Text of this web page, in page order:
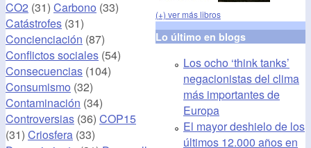
CO2 (31) Carbono (33)
Catástrofes (31)
Concienciación (87)
Conflictos sociales (54)
Consecuencias (104)
Consumismo (32)
Contaminación (34)
Controversias (36) COP15
(31) Criosfera (33)
(+) ver más libros
Lo último en blogs
Los ocho ‘think tanks’
negacionistas del clima
más importantes de
Europa
El mayor deshielo de los
últimos 12.000 años en